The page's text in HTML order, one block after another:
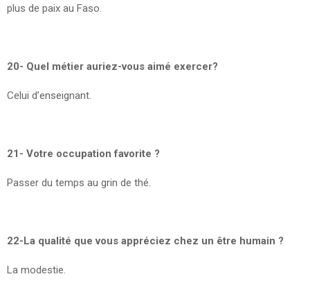
plus de paix au Faso.
20- Quel métier auriez-vous aimé exercer?
Celui d’enseignant.
21- Votre occupation favorite ?
Passer du temps au grin de thé.
22-La qualité que vous appréciez chez un être humain ?
La modestie.